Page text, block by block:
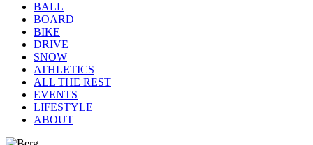
BALL
BOARD
BIKE
DRIVE
SNOW
ATHLETICS
ALL THE REST
EVENTS
LIFESTYLE
ABOUT